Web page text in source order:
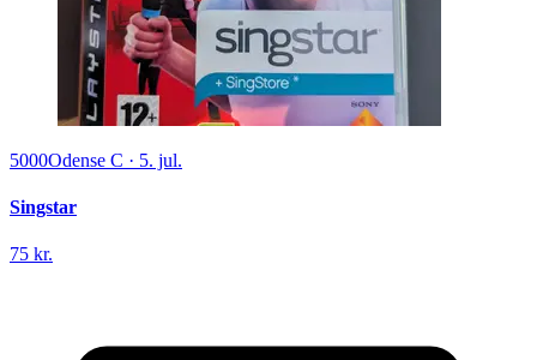
5000Odense C · 5. jul.
Singstar
75 kr.